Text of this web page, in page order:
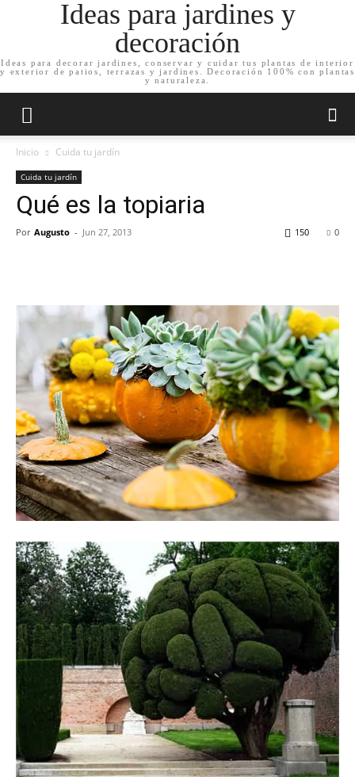
Ideas para jardines y
decoración
Ideas para decorar jardines, conservar y cuidar tus plantas de interior
y exterior de patios, terrazas y jardines. Decoración 100% con plantas
y naturaleza.
Inicio Cuida tu jardín
Cuida tu jardín
Qué es la topiaria
Por Augusto - Jun 27, 2013 0
150